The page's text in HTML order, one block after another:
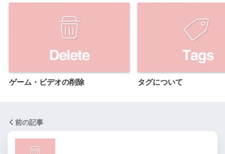
ゲーム・ビデオの削除 タグについて
前の記事